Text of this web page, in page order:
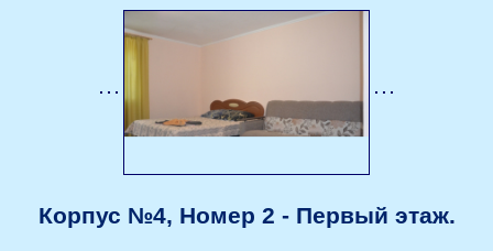
Корпус №4, Номер 2 - Первый этаж.